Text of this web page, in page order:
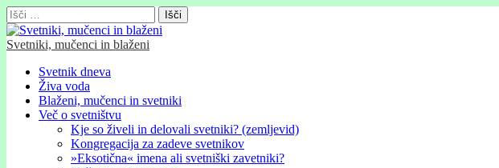
Išči:
Svetniki, mučenci in blaženi
Glavni
meni
Skip
content
Svetnik dneva
Živa voda
Blaženi, mučenci in svetniki
Več o svetništvu
Kje so živeli in delovali svetniki? (zemljevid)
Kongregacija za zadeve svetnikov
»Eksotična« imena ali svetniški zavetniki?